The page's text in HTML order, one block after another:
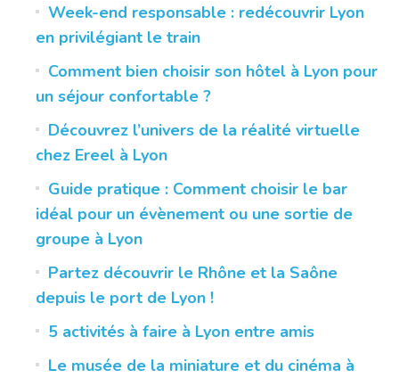
Week-end responsable : redécouvrir Lyon
en privilégiant le train
Comment bien choisir son hôtel à Lyon pour
un séjour confortable ?
Découvrez l’univers de la réalité virtuelle
chez Ereel à Lyon
Guide pratique : Comment choisir le bar
idéal pour un évènement ou une sortie de
groupe à Lyon
Partez découvrir le Rhône et la Saône
depuis le port de Lyon !
5 activités à faire à Lyon entre amis
Le musée de la miniature et du cinéma à